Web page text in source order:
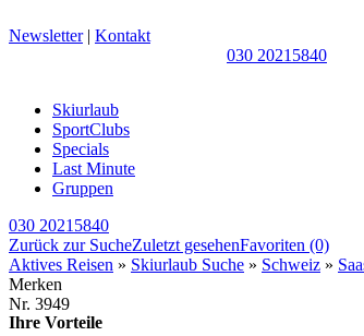
Newsletter| Kontakt
030 20215840
Skiurlaub
SportClubs
Specials
Last Minute
Gruppen
030 20215840
Zurück zur SucheZuletzt gesehenFavoriten (0)
Aktives Reisen » Skiurlaub Suche » Schweiz »
Merken
Nr. 3949
Ihre Vorteile